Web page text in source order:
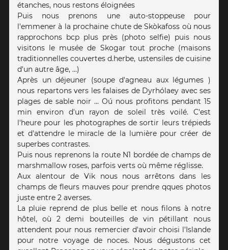
étanches, nous restons éloignées
Puis nous prenons une auto-stoppeuse pour
l'emmener à la prochaine chute de Skòkafoss où nous
rapprochons bcp plus près (photo selfie) puis nous
visitons le musée de Skogar tout proche (maisons
traditionnelles couvertes d.herbe, ustensiles de cuisine
d'un autre âge, ...)
Après un déjeuner (soupe d'agneau aux légumes )
nous repartons vers les falaises de Dyrhólaey avec ses
plages de sable noir ... Oú nous profitons pendant 15
min environ d'un rayon de soleil très voilé. C'est
l'heure pour les photographes de sortir leurs trépieds
et d'attendre le miracle de la lumière pour créer de
superbes contrastes.
Puis nous reprenons la route N1 bordée de champs de
marshmallow roses, parfois verts où même réglisse.
Aux alentour de Vik nous nous arrêtons dans les
champs de fleurs mauves pour prendre qques photos
juste entre 2 averses.
La pluie reprend de plus belle et nous filons à notre
hôtel, où 2 demi bouteilles de vin pétillant nous
attendent pour nous remercier d'avoir choisi l'Islande
pour notre voyage de noces. Nous dégustons cet